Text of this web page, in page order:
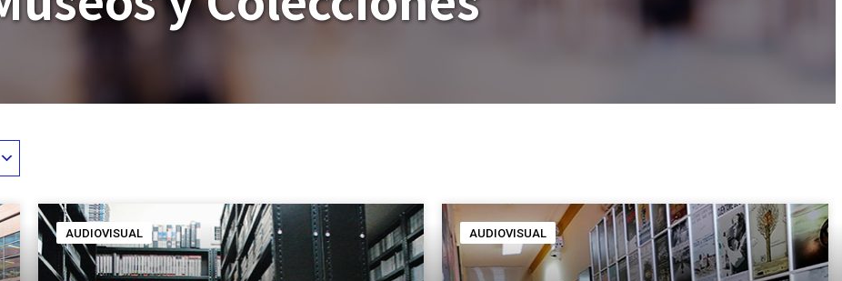
AUDIOVISUAL AUDIOVISUAL